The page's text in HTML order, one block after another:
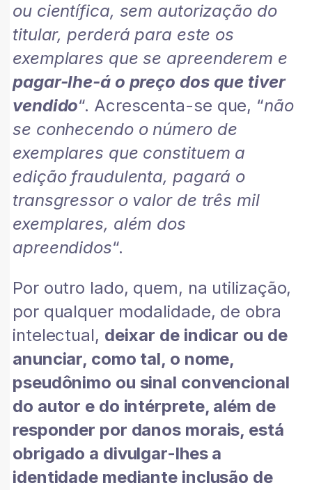
ou científica, sem autorização do
titular, perderá para este os
exemplares que se apreenderem e
pagar-lhe-á o preço dos que tiver
vendido“. Acrescenta-se que, “não
se conhecendo o número de
exemplares que constituem a
edição fraudulenta, pagará o
transgressor o valor de três mil
exemplares, além dos
apreendidos“.
Por outro lado, quem, na utilização,
por qualquer modalidade, de obra
intelectual, deixar de indicar ou de
anunciar, como tal, o nome,
pseudônimo ou sinal convencional
do autor e do intérprete, além de
responder por danos morais, está
obrigado a divulgar-lhes a
identidade mediante inclusão de